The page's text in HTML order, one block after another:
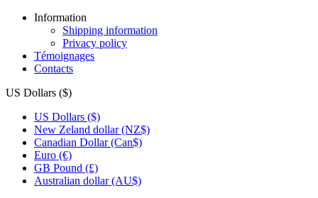
Information
Shipping information
Privacy policy
Témoignages
Contacts
US Dollars ($)
US Dollars ($)
New Zeland dollar (NZ$)
Canadian Dollar (Can$)
Euro (€)
GB Pound (£)
Australian dollar (AU$)